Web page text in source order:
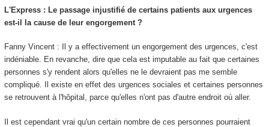
L'Express : Le passage injustifié de certains patients aux urgences
est-il la cause de leur engorgement ?
Fanny Vincent : Il y a effectivement un engorgement des urgences, c'est
indéniable. En revanche, dire que cela est imputable au fait que certaines
personnes s'y rendent alors qu'elles ne le devraient pas me semble
compliqué. Il existe en effet des urgences sociales et certaines personnes
se retrouvent à l'hôpital, parce qu'elles n'ont pas d'autre endroit où aller.
Il est cependant vrai qu'un certain nombre de ces personnes pourraient